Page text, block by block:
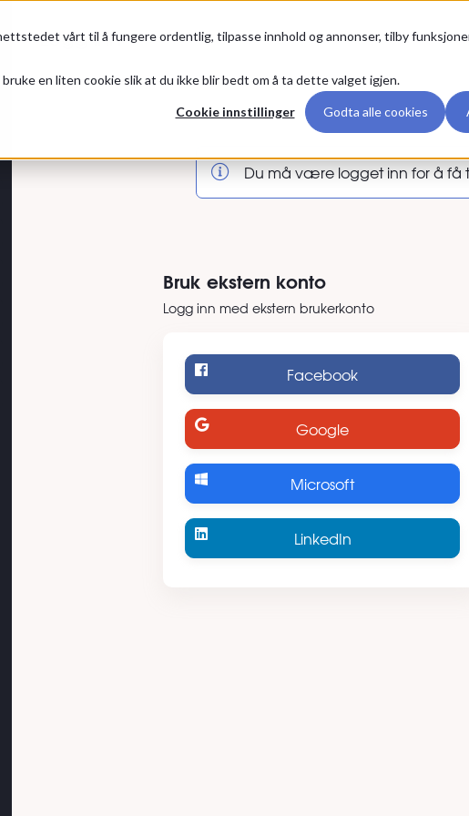
vårt til å fungere ordentlig, tilpasse innhold og annonser, tilby
en liten cookie slik at du ikke blir bedt om å ta dette valget igjen.
Cookie innstillinger Godta alle cookies
Logg inn
Logg inn
Du må være logget inn for å få
Bruk ekstern konto
Logg inn med ekstern brukerkonto
Facebook
Google
Microsoft
LinkedIn